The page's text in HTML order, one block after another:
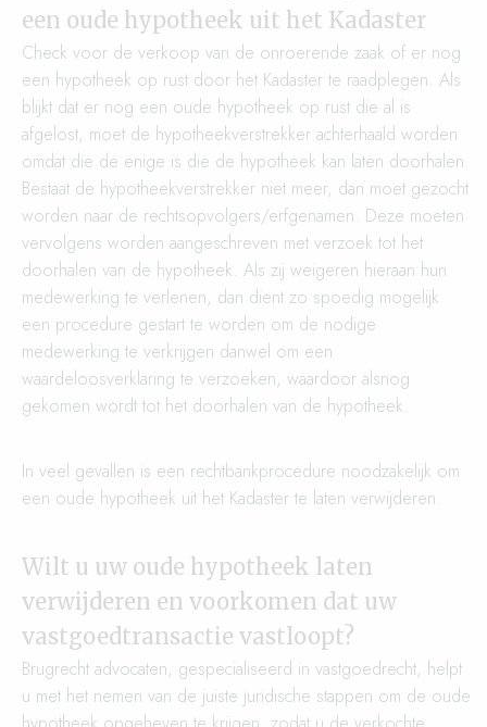
een oude hypotheek uit het Kadaster
Check voor de verkoop van de onroerende zaak of er nog
een hypotheek op rust door het Kadaster te raadplegen. Als
blijkt dat er nog een oude hypotheek op rust die al is
afgelost, moet de hypotheekverstrekker achterhaald worden
omdat die de enige is die de hypotheek kan laten doorhalen.
Bestaat de hypotheekverstrekker niet meer, dan moet gezocht
worden naar de rechtsopvolgers/erfgenamen. Deze moeten
vervolgens worden aangeschreven met verzoek tot het
doorhalen van de hypotheek. Als zij weigeren hieraan hun
medewerking te verlenen, dan dient zo spoedig mogelijk
een procedure gestart te worden om de nodige
medewerking te verkrijgen danwel om een
waardeloosverklaring te verzoeken, waardoor alsnog
gekomen wordt tot het doorhalen van de hypotheek.
In veel gevallen is een rechtbankprocedure noodzakelijk om
een oude hypotheek uit het Kadaster te laten verwijderen.
Wilt u uw oude hypotheek laten
verwijderen en voorkomen dat uw
vastgoedtransactie vastloopt?
Brugrecht advocaten, gespecialiseerd in vastgoedrecht, helpt
u met het nemen van de juiste juridische stappen om de oude